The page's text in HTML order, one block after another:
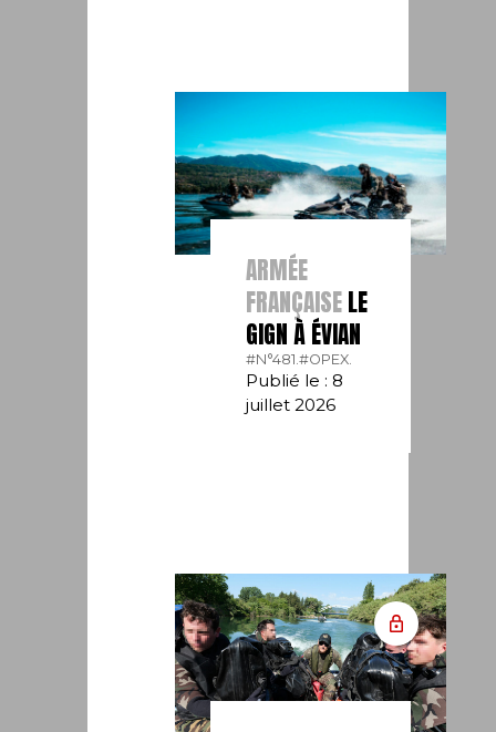
ARMÉE
FRANÇAISELE
GIGN À ÉVIAN
#N°481. #OPEX.
Publié le : 8
juillet 2026